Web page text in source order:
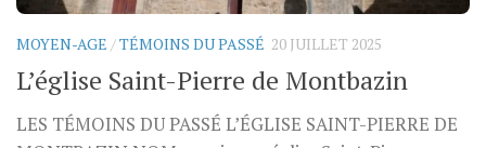
MOYEN-AGE /TÉMOINS DU PASSÉ 20 JUILLET 2025
L’église Saint-Pierre de Montbazin
LES TÉMOINS DU PASSÉ L’ÉGLISE SAINT-PIERRE DE